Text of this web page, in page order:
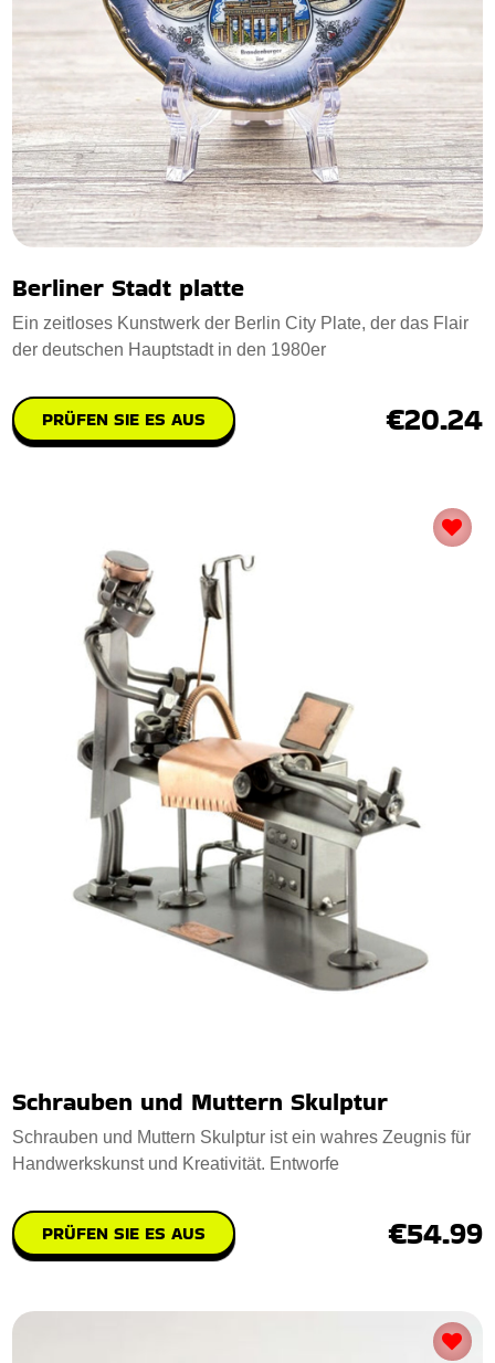
Berliner Stadt platte
Ein zeitloses Kunstwerk der Berlin City Plate, der das Flair
der deutschen Hauptstadt in den 1980er
PRÜFEN SIE ES AUS €20.24
Schrauben und Muttern Skulptur
Schrauben und Muttern Skulptur ist ein wahres Zeugnis für
Handwerkskunst und Kreativität. Entworfe
PRÜFEN SIE ES AUS €54.99